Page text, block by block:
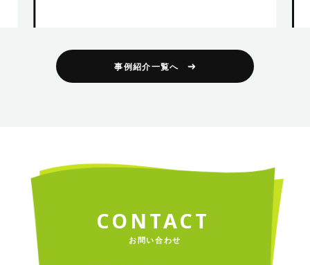
事例紹介一覧へ
CO NTACT
お問い合わせ